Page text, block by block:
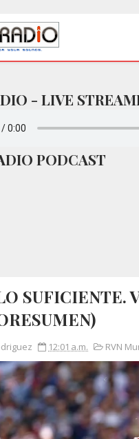
- LIVE
PODCAST
SUFICIENTE.
12:01 a.m. RVN